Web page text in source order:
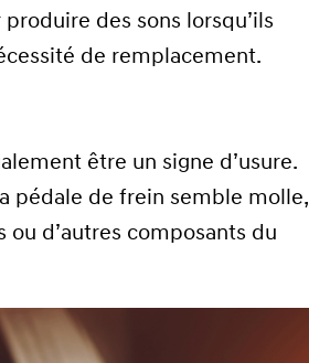
des sons lorsqu’ils
de remplacement.
être un signe d’usure.
pédale de frein semble molle,
d’autres composants du